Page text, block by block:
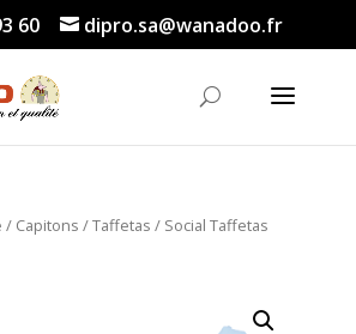
60 dipro.sa@wanadoo.fr
/ Capitons /Taffetas / Social Taffetas